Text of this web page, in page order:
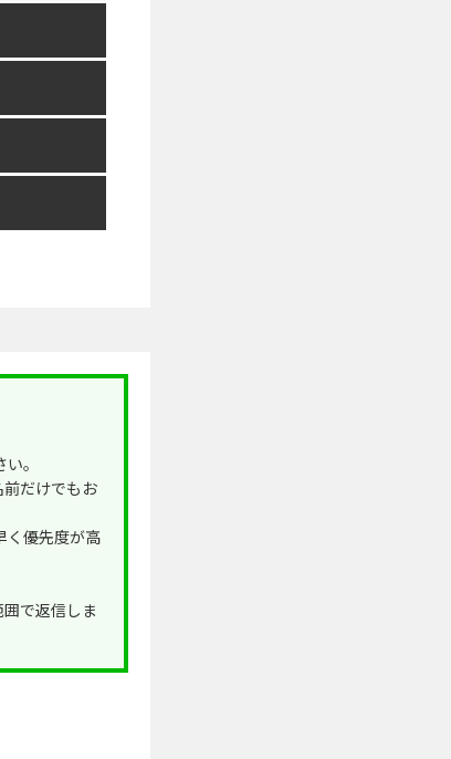
。
だけでもお
く優先度が高
で返信しま